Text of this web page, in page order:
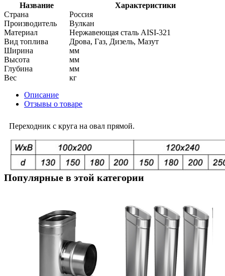
Название
Характеристики
Страна
Россия
Производитель
Вулкан
Материал
Нержавеющая сталь AISI-321
Вид топлива
Дрова, Газ, Дизель, Мазут
Ширина
мм
Высота
мм
Глубина
мм
Вес
кг
Описание
Отзывы о товаре
Переходник с круга на овал прямой.
Популярные в этой категории